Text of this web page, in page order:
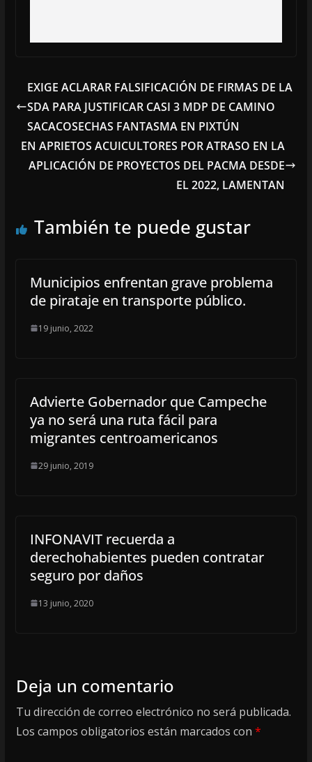
EXIGE ACLARAR FALSIFICACIÓN DE FIRMAS DE LA
SDA PARA JUSTIFICAR CASI 3 MDP DE CAMINO
SACACOSECHAS FANTASMA EN PIXTÚN
EN APRIETOS ACUICULTORES POR ATRASO EN LA
APLICACIÓN DE PROYECTOS DEL PACMA DESDE
EL 2022, LAMENTAN
También te puede gustar
Municipios enfrentan grave problema
de pirataje en transporte público.
19 junio, 2022
Advierte Gobernador que Campeche
ya no será una ruta fácil para
migrantes centroamericanos
29 junio, 2019
INFONAVIT recuerda a
derechohabientes pueden contratar
seguro por daños
13 junio, 2020
Deja un comentario
Tu dirección de correo electrónico no será publicada.
Los campos obligatorios están marcados con *